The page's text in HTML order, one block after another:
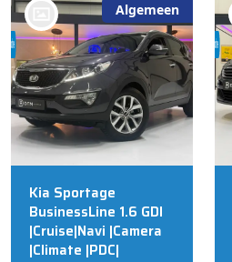
Algemeen
bij @R&S Automotive
Kia Sportage
BusinessLine 1.6 GDI
|Cruise|Navi |Camera
|Climate |PDC|
bij @R&S Automotive